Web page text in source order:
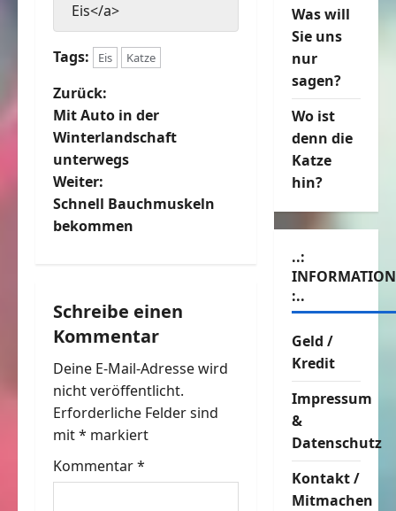
Eis</a>
Tags: Eis Katze
B
e
i
t
g
s
n
a
v
Zurück:
Mit Auto in der
Winterlandschaft
unterwegs
Weiter:
Schnell Bauchmuskeln
bekommen
Schreibe einen
Kommentar
Deine E-Mail-Adresse wird
nicht veröffentlicht.
Erforderliche Felder sind
mit* markiert
Kommentar*
Was will
Sie uns
nur
sagen?
Wo ist
denn die
Katze
hin?
..:
:..
Geld /
Kredit
Impressum
&
Datenschutz
Kontakt /
Mitmachen